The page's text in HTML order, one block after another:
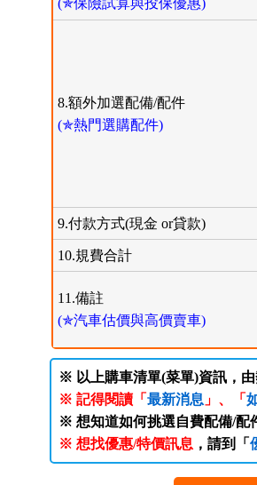
8.額外加選配備/配件
(✯熱門選購配件)
9.付款方式(現金 or貸款)
10.規費合計
11.備註
(✯汽車估價與高價賣車)
※ 以上購車清單(菜單)資訊，
※ 記得閱讀「 最新消息 」、「
※ 想知道如何挑選自費配備/配
※ 想找優惠/特價訊息 ，請到「